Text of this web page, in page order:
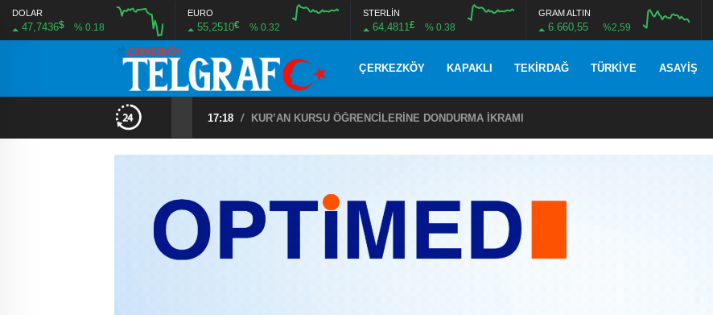
DOLAR
47,7436$ % 0.18
EURO
55,2510€ % 0.32
STERLİN
64,4811£ % 0.38
GRAM ALTIN
6.660,55 %2,59
ÇERKEZKÖY KAPAKLI TEKIRDAĞ TÜRKIYE ASAYIŞ
17:18 / KUR’AN KURSU ÖĞRENCİLERİNE DONDURMA İKRAMI